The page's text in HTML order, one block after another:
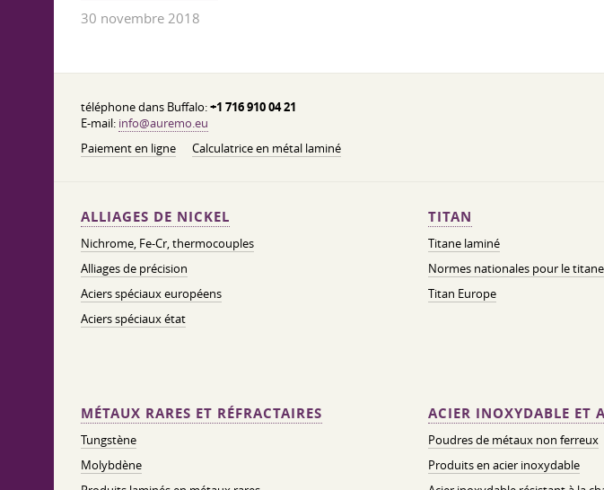
30 novembre 2018
téléphone dans Buffalo:+1 716 910 04 21
E-mail: info@auremo.eu
Paiement en ligne
Calculatrice en métal laminé
ALLIAGES DE NICKEL
Nichrome, Fe-Cr, thermocouples
Alliages de précision
Aciers spéciaux européens
Aciers spéciaux état
TITAN
Titane laminé
Normes nationales pour le titane
Titan Europe
MÉTAUX RARES ET RÉFRACTAIRES
Tungstène
Molybdène
ACIER INOXYDABLE ET
Poudres de métaux non ferreux
Produits en acier inoxydable